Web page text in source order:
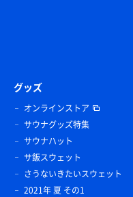
グッズ
オンラインストア
サウナグッズ特集
サウナハット
サ飯スウェット
さうないきたいスウェット
2021年 夏 その1